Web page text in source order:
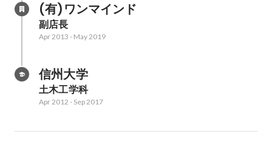
(有)ワンマインド
副店長
Apr 2013 - May 2019
信州大学
土木工学科
Apr 2012 - Sep 2017